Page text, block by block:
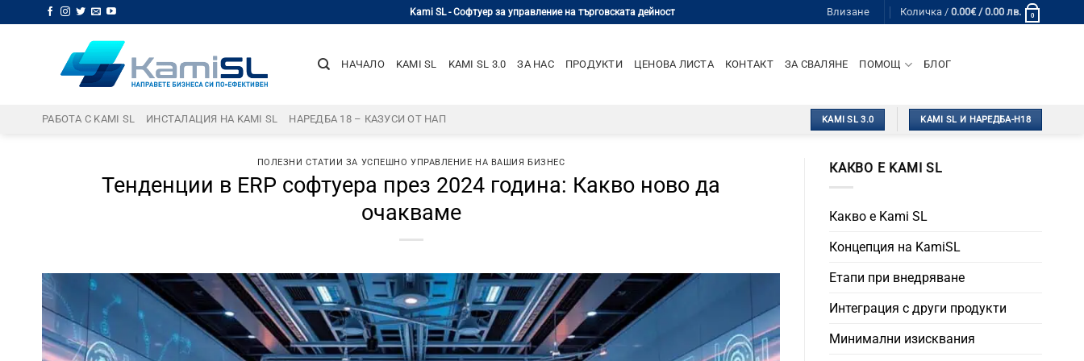
to
Kami SL - Софтуер за управление на търговската дейност Влизане Количка / 0.00€/ 0.00 лв. 0
НАЧАЛО KAMI SL KAMI SL 3.0 ЗА НАС ПРОДУКТИ ЦЕНОВА ЛИСТА КОНТАКТ ЗА СВАЛЯНЕ ПОМОЩ БЛОГ
РАБОТА С KAMI SL ИНСТАЛАЦИЯ НА KAMI SL НАРЕДБА 18 – КАЗУСИ ОТ НАП KAMI SL 3.0 KAMI SL И НАРЕДБА-Н18
ПОЛЕЗНИ СТАТИИ ЗА УСПЕШНО УПРАВЛЕНИЕ НА ВАШИЯ БИЗНЕС
Тенденции в ERP софтуера през 2024 година: Какво ново да
очакваме
КАКВО Е KAMI SL
Какво е Kami SL
Концепция на KamiSL
Етапи при внедряване
Интеграция с други продукти
Минимални изисквания